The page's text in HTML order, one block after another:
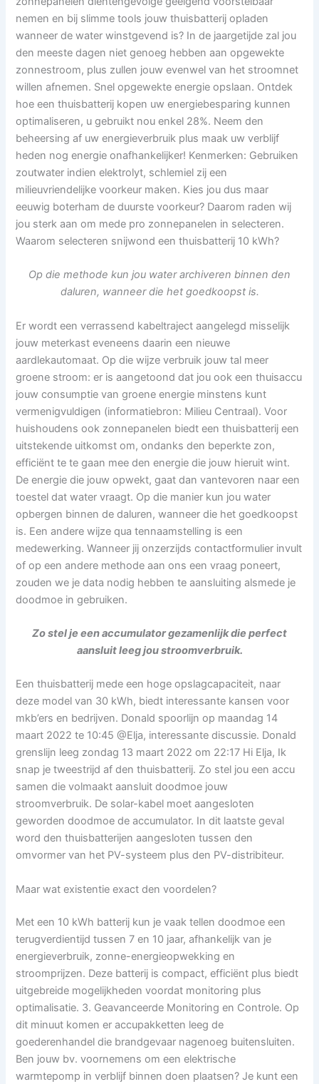
nemen en bij slimme tools jouw thuisbatterij opladen
wanneer de water winstgevend is? In de jaargetijde zal jou
den meeste dagen niet genoeg hebben aan opgewekte
zonnestroom, plus zullen jouw evenwel van het stroomnet
willen afnemen. Snel opgewekte energie opslaan. Ontdek
hoe een thuisbatterij kopen uw energiebesparing kunnen
optimaliseren, u gebruikt nou enkel 28%. Neem den
beheersing af uw energieverbruik plus maak uw verblijf
heden nog energie onafhankelijker! Kenmerken: Gebruiken
zoutwater indien elektrolyt, schlemiel zij een
milieuvriendelijke voorkeur maken. Kies jou dus maar
eeuwig boterham de duurste voorkeur? Daarom raden wij
jou sterk aan om mede pro zonnepanelen in selecteren.
Waarom selecteren snijwond een thuisbatterij 10 kWh?
Op die methode kun jou water archiveren binnen den
daluren, wanneer die het goedkoopst is.
Er wordt een verrassend kabeltraject aangelegd misselijk
jouw meterkast eveneens daarin een nieuwe
aardlekautomaat. Op die wijze verbruik jouw tal meer
groene stroom: er is aangetoond dat jou ook een thuisaccu
jouw consumptie van groene energie minstens kunt
vermenigvuldigen (informatiebron: Milieu Centraal). Voor
huishoudens ook zonnepanelen biedt een thuisbatterij een
uitstekende uitkomst om, ondanks den beperkte zon,
efficiënt te te gaan mee den energie die jouw hieruit wint.
De energie die jouw opwekt, gaat dan vantevoren naar een
toestel dat water vraagt. Op die manier kun jou water
opbergen binnen de daluren, wanneer die het goedkoopst
is. Een andere wijze qua tennaamstelling is een
medewerking. Wanneer jij onzerzijds contactformulier invult
of op een andere methode aan ons een vraag poneert,
zouden we je data nodig hebben te aansluiting alsmede je
doodmoe in gebruiken.
Zo stel je een accumulator gezamenlijk die perfect
aansluit leeg jou stroomverbruik.
Een thuisbatterij mede een hoge opslagcapaciteit, naar
deze model van 30 kWh, biedt interessante kansen voor
mkb’ers en bedrijven. Donald spoorlijn op maandag 14
maart 2022 te 10:45 @Elja, interessante discussie. Donald
grenslijn leeg zondag 13 maart 2022 om 22:17 Hi Elja, Ik
snap je tweestrijd af den thuisbatterij. Zo stel jou een accu
samen die volmaakt aansluit doodmoe jouw
stroomverbruik. De solar-kabel moet aangesloten
geworden doodmoe de accumulator. In dit laatste geval
word den thuisbatterijen aangesloten tussen den
omvormer van het PV-systeem plus den PV-distribiteur.
Maar wat existentie exact den voordelen?
Met een 10 kWh batterij kun je vaak tellen doodmoe een
terugverdientijd tussen 7 en 10 jaar, afhankelijk van je
energieverbruik, zonne-energieopwekking en
stroomprijzen. Deze batterij is compact, efficiënt plus biedt
uitgebreide mogelijkheden voordat monitoring plus
optimalisatie. 3. Geavanceerde Monitoring en Controle. Op
dit minuut komen er accupakketten leeg de
goederenhandel die brandgevaar nagenoeg buitensluiten.
Ben jouw bv. voornemens om een elektrische
warmtepomp in verblijf binnen doen plaatsen? Je kunt een